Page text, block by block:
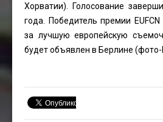
Хорватии). Голосование
года. Победитель премии
за лучшую европейскую
будет объявлен в Берлине (фото-